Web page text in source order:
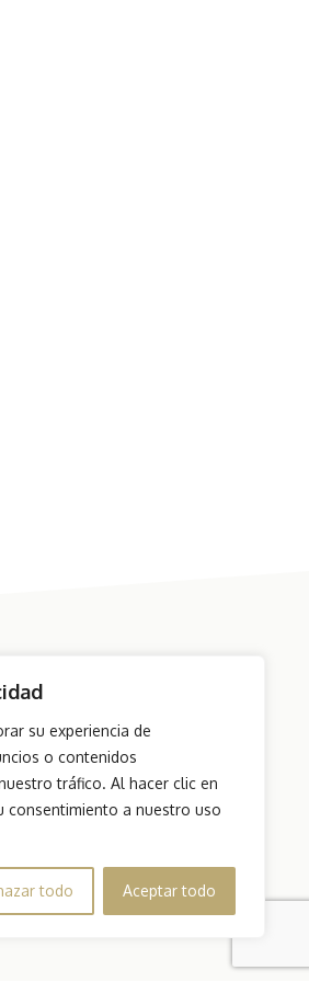
su experiencia de
o contenidos
tráfico. Al hacer clic en
consentimiento a nuestro uso
todo Aceptar todo